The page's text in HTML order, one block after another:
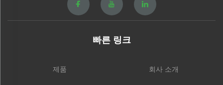
빠른 링크
제품 회사 소개